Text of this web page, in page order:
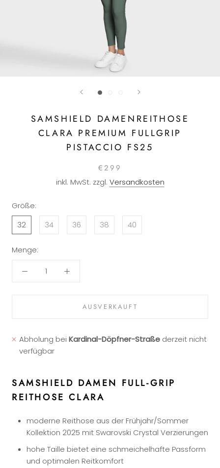
SAMSHIELD DAMENREITHOSE
CLARA PREMIUM FULLGRIP
PISTACCIO FS25
€299
inkl. MwSt. zzgl. Versandkosten
Größe:
32
34 36 38 40
Menge:
AUSVERKAUFT
Abholung beiKardinal-Döpfner-Straße derzeit nicht
verfügbar
SAMSHIELD DAMEN FULL-GRIP
REITHOSE CLARA
moderne Reithose aus der Frühjahr/Sommer
Kollektion 2025 mit Swarovski Crystal Verzierungen
hohe Taille bietet eine schmeichelhafte Passform
und optimalen Reitkomfort